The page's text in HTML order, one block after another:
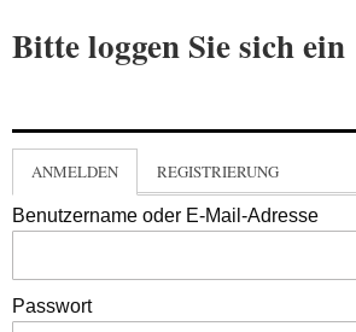
Bitte loggen Sie sich ein
ANMELDEN REGISTRIERUNG
Benutzername oder E-Mail-Adresse
Passwort